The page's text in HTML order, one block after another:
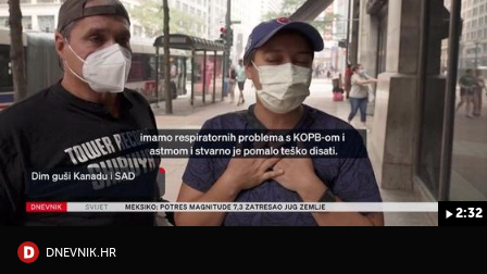
2:32
DNEVNIK.HR